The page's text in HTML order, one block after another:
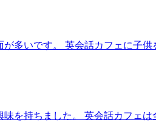
多いです。 英会話カフェに子
を持ちました。 英会話カフェ